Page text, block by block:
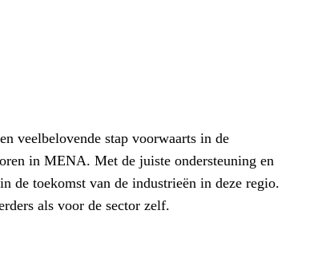
veelbelovende stap voorwaarts in de
in MENA. Met de juiste ondersteuning en
de toekomst van de industrieën in deze regio.
als voor de sector zelf.